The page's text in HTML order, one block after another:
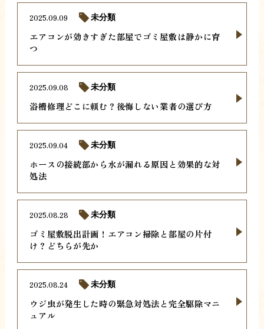
エアコンが効きすぎた部屋でゴミ屋敷は静かに育
つ
2025.09.09 未分類
浴槽修理どこに頼む？後悔しない業者の選び方
2025.09.08 未分類
ホースの接続部から水が漏れる原因と効果的な対
処法
2025.09.04 未分類
ゴミ屋敷脱出計画！エアコン掃除と部屋の片付
け？どちらが先か
2025.08.28 未分類
ウジ虫が発生した時の緊急対処法と完全駆除マニ
ュアル
2025.08.24 未分類